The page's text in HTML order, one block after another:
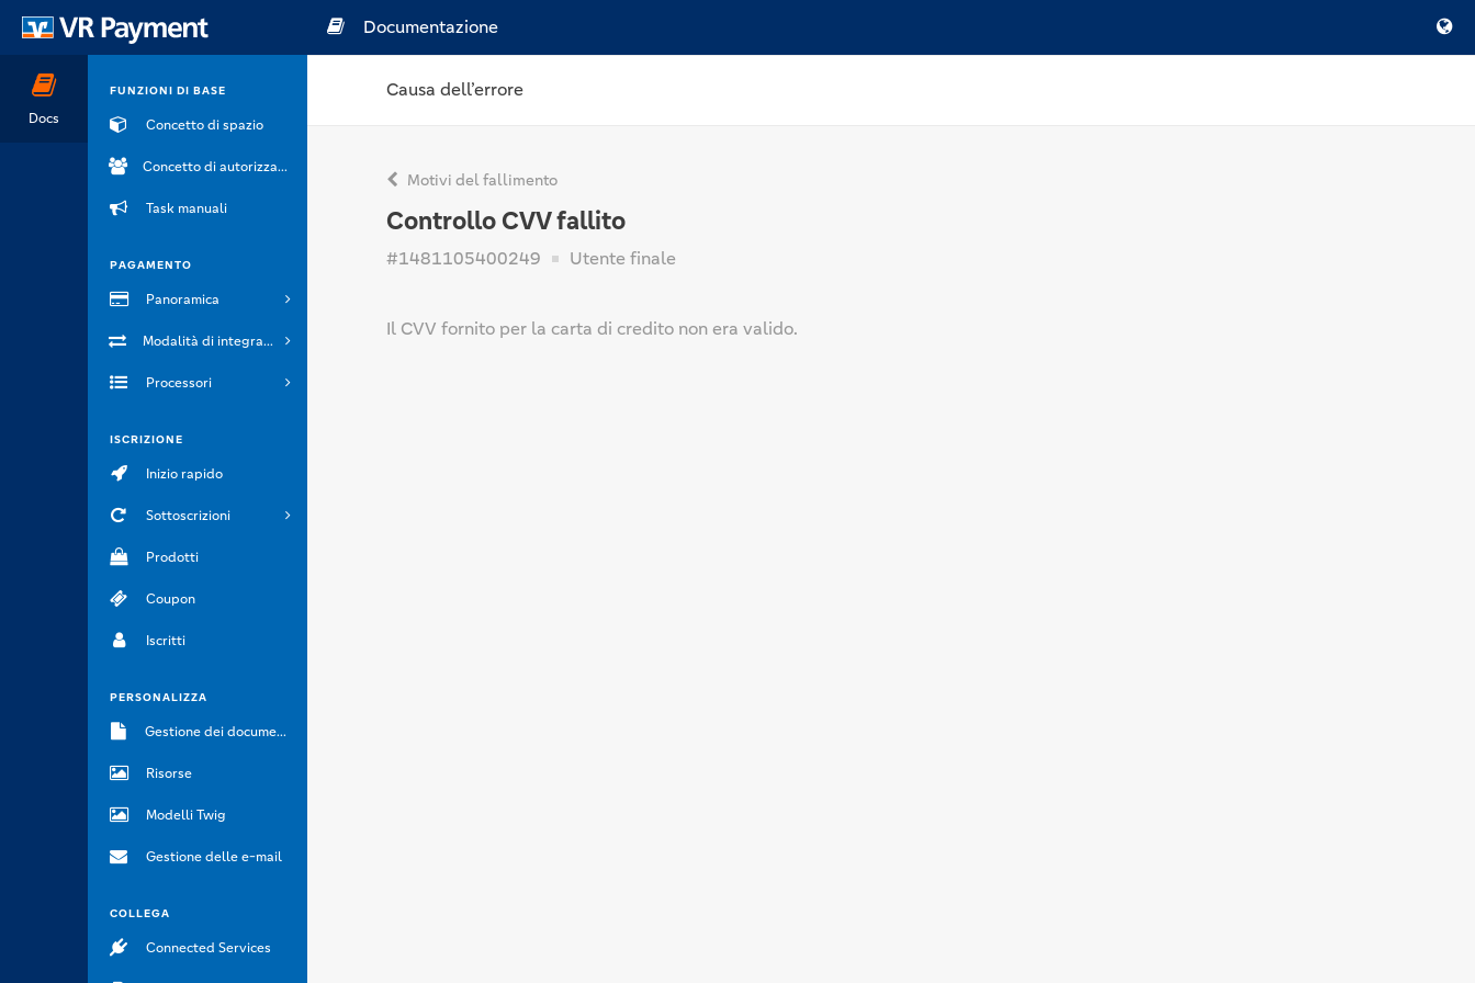
Docs
FUNZIONI DI BASE
Concetto di spazio
Concetto di autorizzazione
Task manuali
PAGAMENTO
Panoramica
Modalità di integrazione
Processori
ISCRIZIONE
Inizio rapido
Sottoscrizioni
Prodotti
Coupon
Iscritti
PERSONALIZZA
Gestione dei documenti
Risorse
Modelli Twig
Gestione delle e-mail
COLLEGA
Connected Services
Documentazione
Causa dell’errore
Motivi del fallimento
Controllo CVV fallito
#1481105400249 Utente finale
Il CVV fornito per la carta di credito non era valido.